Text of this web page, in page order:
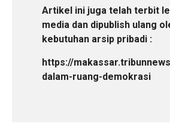
Artikel ini juga telah terbit
media dan dipublish ulang
kebutuhan arsip pribadi :
https://
dalam-ruang-demokrasi